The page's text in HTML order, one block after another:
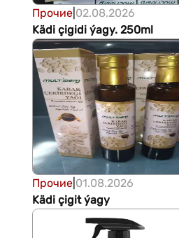
Прочие| 02.08.2026
Kädi çigidi ýagy. 250ml
Прочие| 01.08.2026
Kädi çigit ýagy